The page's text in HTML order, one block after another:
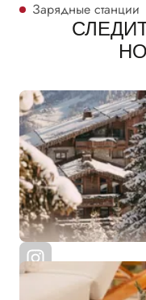
Зарядные станции